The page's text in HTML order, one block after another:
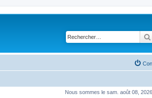
Nous sommes le sam. août 08,